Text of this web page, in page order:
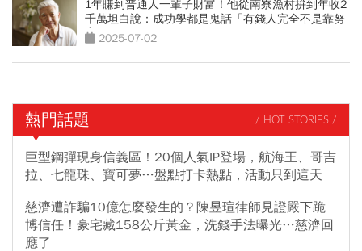
1年賺到普通人一輩子財富！他從南寮漁村拚到年收2
千萬坦白說：成功學都是鬼話「有錢人完全不是靠努
力」2025-07-02
熱門話題 / HOT STORIES /
巨型鋼彈現身信義區！20個人氣IP登場，航海王、哥吉
拉、七龍珠、寶可夢…盤點打卡熱點，活動只到這天
慈濟遭詐騙10億怎麼發生的？陳昱瑄律師見證嚴下跪
博信任！豪宅藏158公斤黃金，洗錢手法曝光…慈濟回
應了